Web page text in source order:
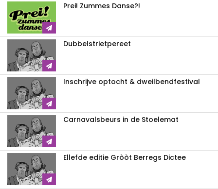
Prei! Zummes Danse?!
Dubbelstrietpereet
Inschrijve optocht & dweilbendfestival
Carnavalsbeurs in de Stoelemat
Ellefde editie Gròòt Berregs Dictee